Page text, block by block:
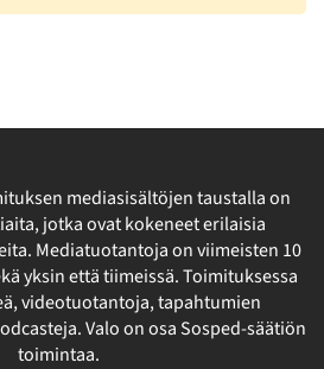
mediasisältöjen taustalla on
jotka ovat kokeneet erilaisia
Mediatuotantoja on viimeisten 10
yksin että tiimeissä. Toimituksessa
videotuotantoja, tapahtumien
Valo on osa Sosped-säätiön
toimintaa.